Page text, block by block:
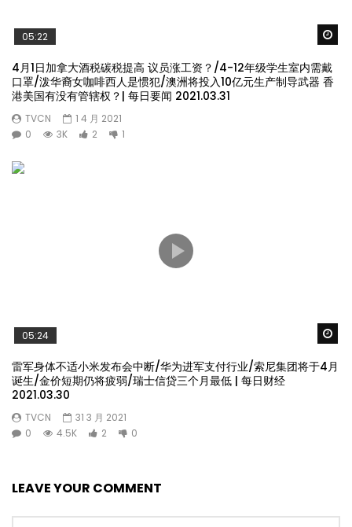
05:22
4月1日加拿大酒税碳税提高 议员涨工资？/4-12年级学生室内需戴
口罩/泼华裔女咖啡西人是惯犯/澳洲将投入10亿元生产制导武器 香
港美国有没有管辖权？| 每日要闻 2021.03.31
TVCN
1 4 月 2021
0
3K 2 1
05:24
雷军身体不适小米发布会中断/华为进军支付行业/索尼集团将于4月
诞生/金价短期仍将疲弱/瑞士信贷三个月最低 | 每日财经
2021.03.30
TVCN
31 3 月 2021
0
4.5K 2 0
LEAVE YOUR COMMENT